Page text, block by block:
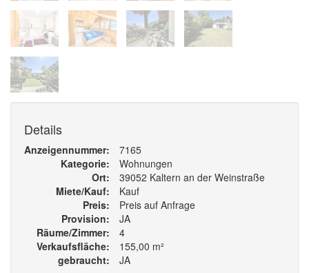
Details
Anzeigennummer
7165
Kategorie
Wohnungen
Ort
39052 Kaltern an der Weinstraße
Miete/Kauf
Kauf
Preis
Preis auf Anfrage
Provision
JA
Räume/Zimmer
4
Verkaufsfläche
155,00 m²
gebraucht
JA